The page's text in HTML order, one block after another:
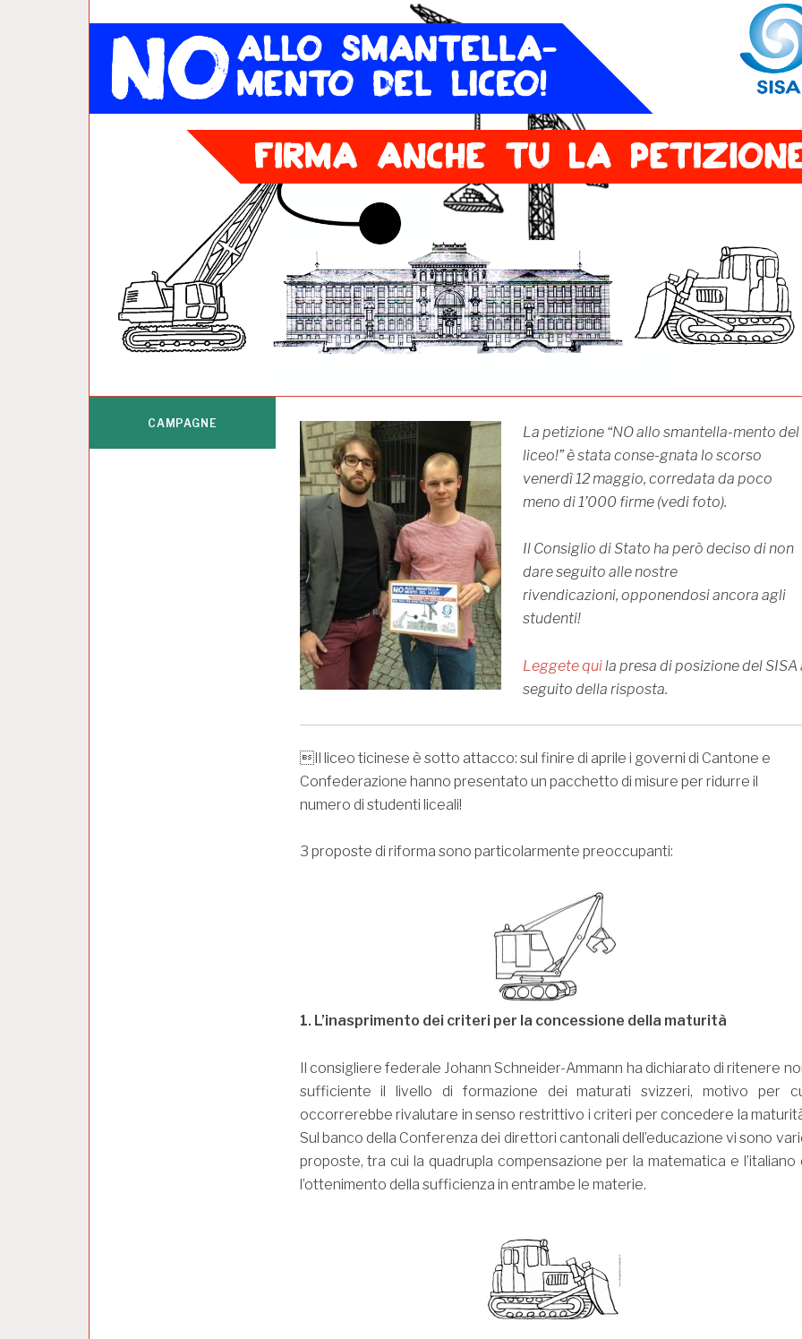
La petizione “NO allo smantella-mento del
liceo!” è stata conse-gnata lo scorso
venerdì 12 maggio, corredata da poco
meno di 1’000 firme (vedi foto).
Il Consiglio di Stato ha però deciso di non
dare seguito alle nostre
rivendicazioni, opponendosi ancora agli
studenti!
Leggete quila presa di posizione del SISA
seguito della risposta.
Il liceo ticinese è sotto attacco: sul finire di aprile i governi di Cantone e
Confederazione hanno presentato un pacchetto di misure per ridurre il
numero di studenti liceali!
3 proposte di riforma sono particolarmente preoccupanti:
1. L’inasprimento dei criteri per la concessione della maturità
Il consigliere federale Johann Schneider-Ammann ha dichiarato di ritenere
sufficiente il livello di formazione dei maturati svizzeri, motivo per
occorrerebbe rivalutare in senso restrittivo i criteri per concedere la
Sul banco della Conferenza dei direttori cantonali dell’educazione vi sono
proposte, tra cui la quadrupla compensazione per la matematica e l’italiano
l’ottenimento della sufficienza in entrambe le materie.
CAMPAGNE